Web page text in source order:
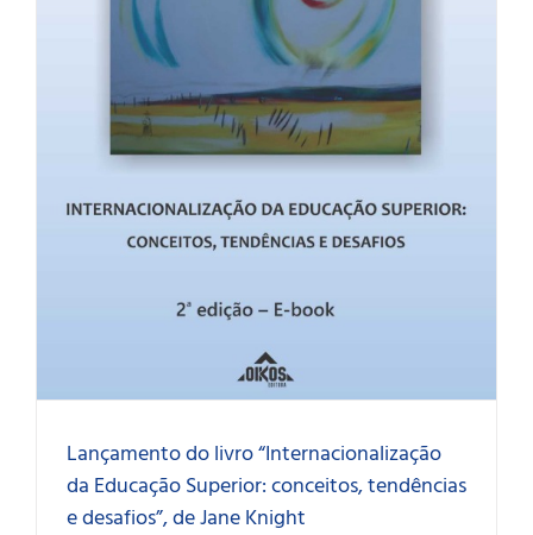
Lançamento do livro “Internacionalização
da Educação Superior: conceitos, tendências
e desafios”, de Jane Knight